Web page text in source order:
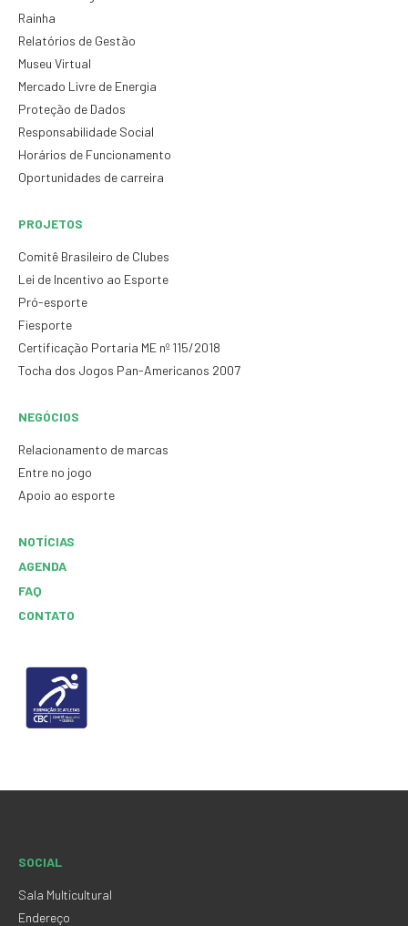
Rainha
Relatórios de Gestão
Museu Virtual
Mercado Livre de Energia
Proteção de Dados
Responsabilidade Social
Horários de Funcionamento
Oportunidades de carreira
PROJETOS
Comitê Brasileiro de Clubes
Lei de Incentivo ao Esporte
Pró-esporte
Fiesporte
Certificação Portaria ME nº 115/2018
Tocha dos Jogos Pan-Americanos 2007
NEGÓCIOS
Relacionamento de marcas
Entre no jogo
Apoio ao esporte
NOTÍCIAS
AGENDA
FAQ
CONTATO
SOCIAL
Sala Multicultural
Endereço